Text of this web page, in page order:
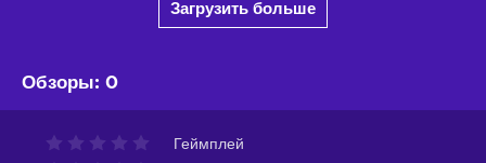
Загрузить больше
Обзоры: 0
Геймплей